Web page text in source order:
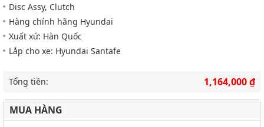
Disc Assy, Clutch
Hàng chính hãng Hyundai
Xuất xứ: Hàn Quốc
Lắp cho xe: Hyundai Santafe
Tổng tiền: 1,164,000 ₫
MUA HÀNG